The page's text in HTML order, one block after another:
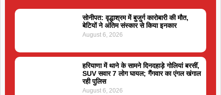
सोनीपत: वृद्धाश्रम में बुजुर्ग कारोबारी की मौत,
बेटियों ने अंतिम संस्कार से किया इनकार
August 6, 2026
हरियाणा में थाने के सामने दिनदहाड़े गोलियां बरसीं,
SUV सवार 7 लोग घायल; गैंगवार का एंगल खंगाल
रही पुलिस
August 6, 2026